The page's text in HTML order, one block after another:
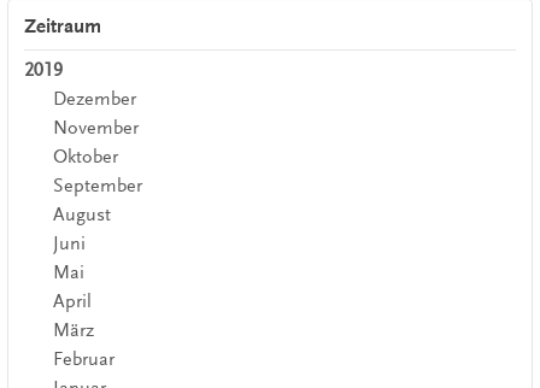
Zeitraum
2019
Dezember
November
Oktober
September
August
Juni
Mai
April
März
Februar